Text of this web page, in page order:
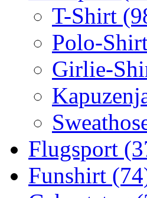
T-Shirt
Polo-
Girlie-
Flugsport
Funshirt